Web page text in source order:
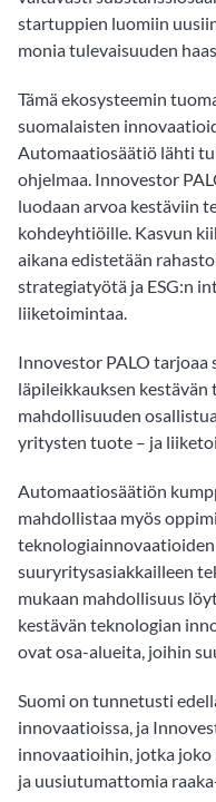
startuppien luomiin
monia tulevaisuuden
Tämä ekosysteemin
suomalaisten
Automaatiosäätiö lähti
ohjelmaa. Innovestor
luodaan arvoa kestäviin
kohdeyhtiöille. Kasvun
aikana edistetään
strategiatyötä ja ESG:n
liiketoimintaa.
Innovestor PALO
läpileikkauksen
mahdollisuuden
yritysten tuote – ja
Automaatiosäätiön
mahdollistaa myös
suuryritysasiakkailleen
mukaan mahdollisuus
kestävän teknologian
ovat osa-alueita, joihin
Suomi on tunnetusti
innovaatioissa, ja
innovaatioihin, jotka
ja uusiutumattomia